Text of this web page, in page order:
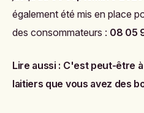
également été mis en place
des consommateurs : 08 05
Lire aussi : C'est peut-être
laitiers que vous avez des